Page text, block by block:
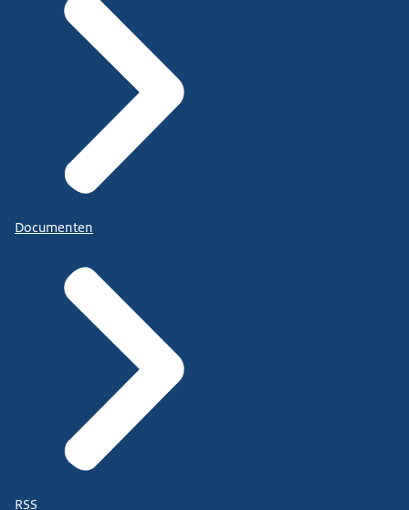
Documenten
RSS